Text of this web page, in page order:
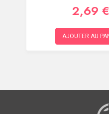
2,69 €
AJOUTER AU